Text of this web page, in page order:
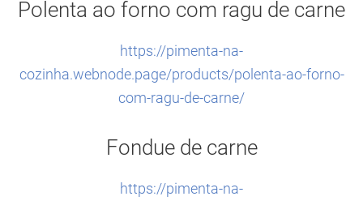
Polenta ao forno com ragu de carne
https://pimenta-na-
cozinha.webnode.page/products/polenta-ao-forno-
com-ragu-de-carne/
Fondue de carne
https://pimenta-na-